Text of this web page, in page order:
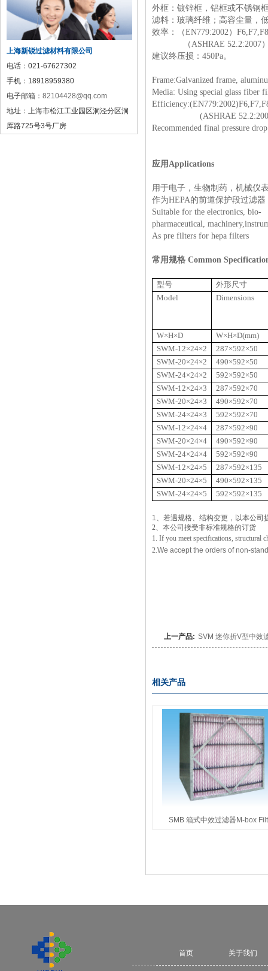
上海新锐过滤材料有限公司
电话： 021-67627302
手机： 18918959380
电子邮箱： 82104428@qq.com
地址：
上海市松江工业园区洞泾分区洞
厍路725号3号厂房
外框：镀锌框，铝框或不锈钢
滤料：玻璃纤维；高容尘量，
效率：（EN779:2002）
（ASHRAE 52.2:2007
建议终压损： 450Pa。
Frame:Galvanized frame,
Media: Using special glass fiber
(ASHRAE
Recommended final pressure
应用Applications
用于电子，生物制药，机械仪
作为HEPA的前道保护段过滤器
Suitable for the electronics, bio-
pharmaceutical,
As pre filters for hepa filters
常用规格 Common
型号
外形尺寸
Model
Dimensions
W×H×D W×H×D(mm)
SWM-12×24×2 287×592×50
SWM-20×24×2 490×592×50
SWM-24×24×2 592×592×50
SWM-12×24×3 287×592×70
SWM-20×24×3 490×592×70
SWM-24×24×3 592×592×70
SWM-12×24×4 287×592×90
SWM-20×24×4 490×592×90
SWM-24×24×4 592×592×90
SWM-12×24×5 287×592×135
SWM-20×24×5 490×592×135
SWM-24×24×5 592×592×135
1、 若遇规格、结构变更，以本公司
2、 本公司接受非标准规格的订货
1. If you meet specifications, structural
2.We accept the orders of non-
上一产品: SVM 迷你折V型中效
相关产品
SMB 箱式中效过滤器M-box
首页 关于我们